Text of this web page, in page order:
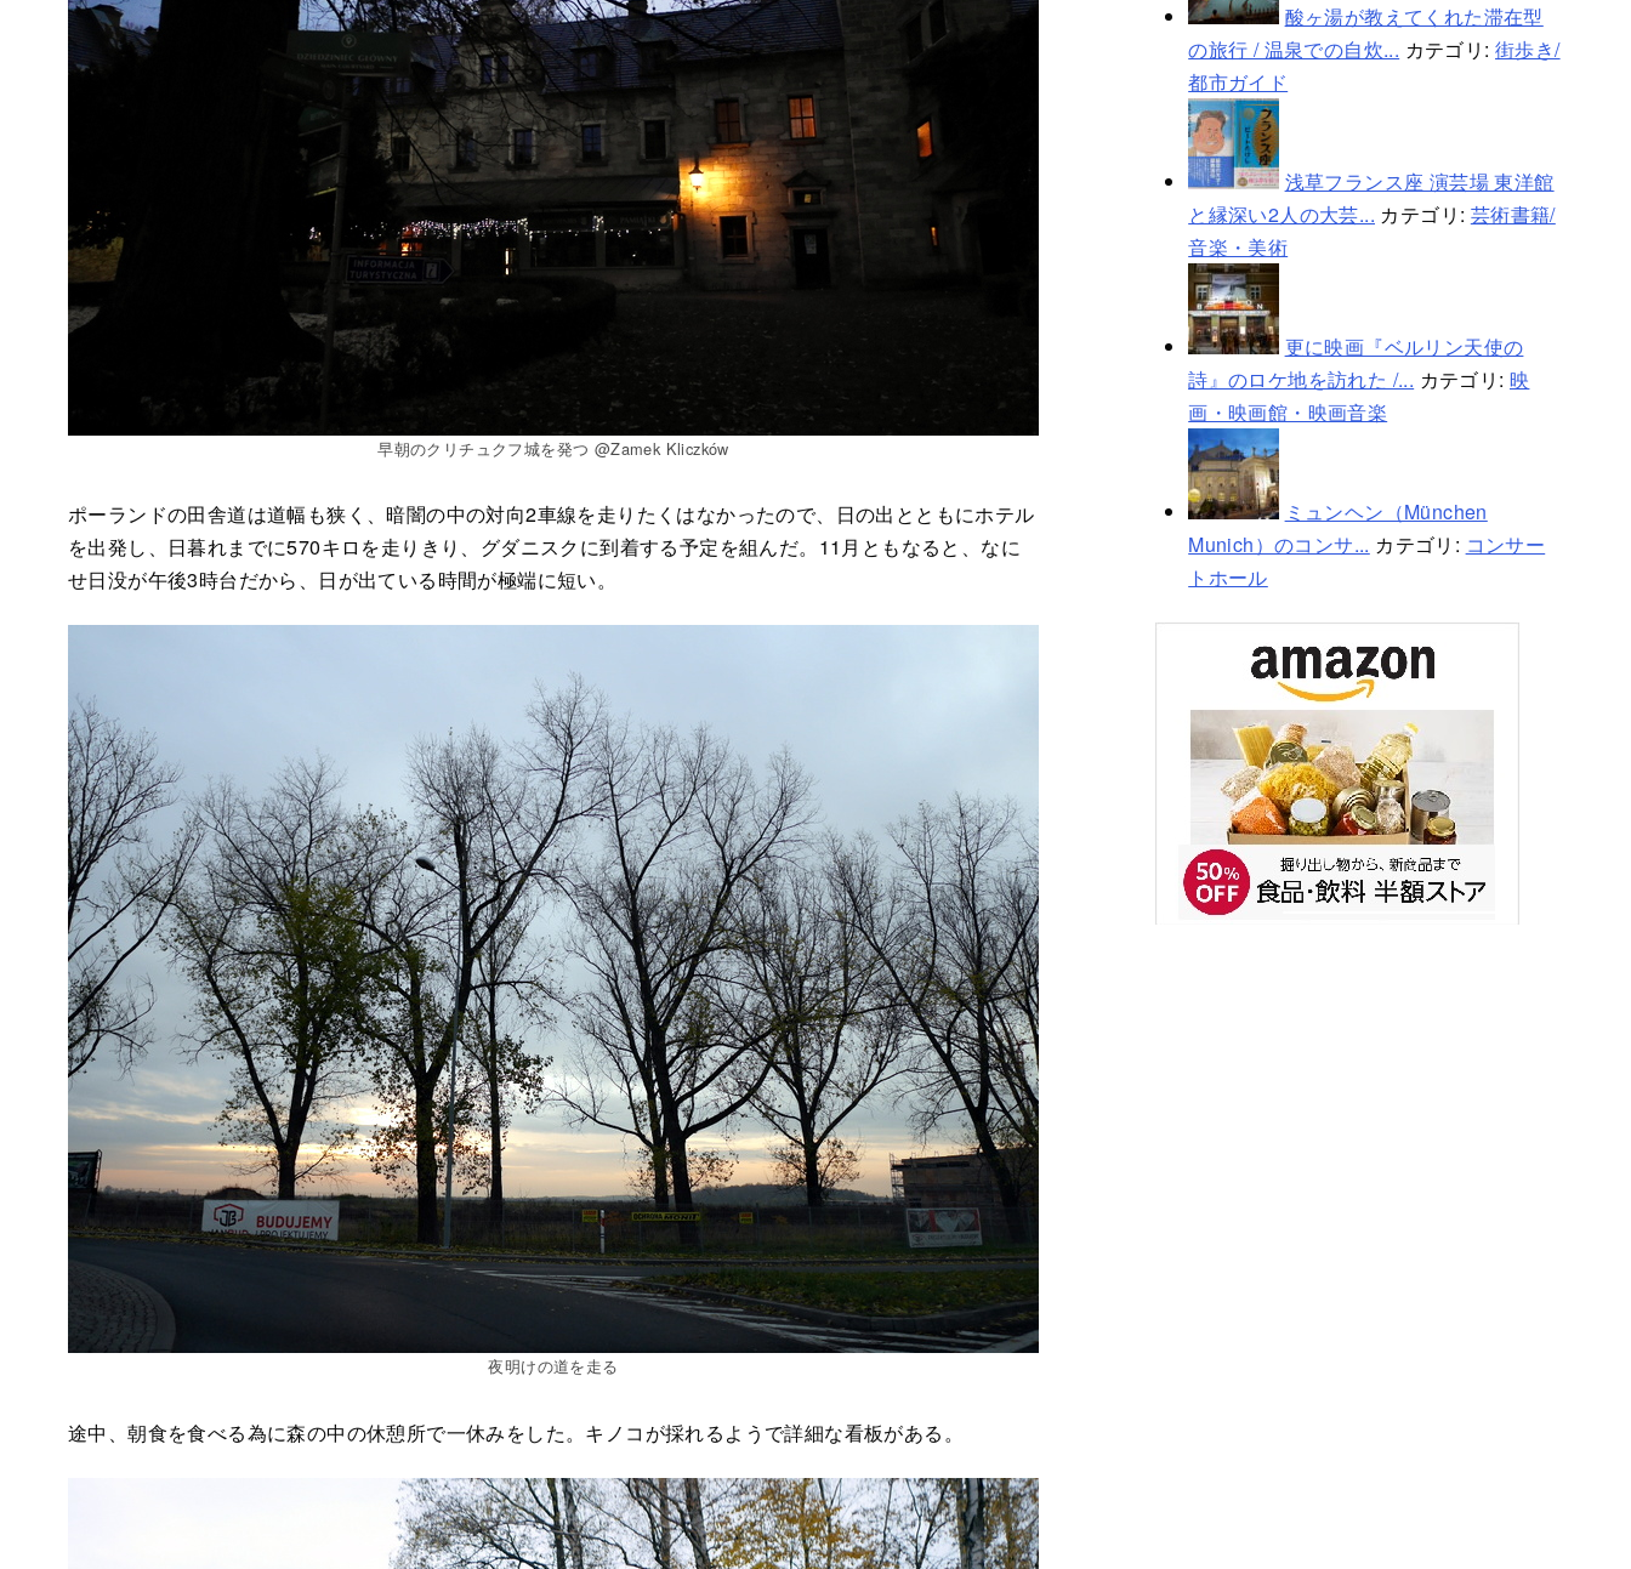
早朝のクリチュクフ城を発つ @Zamek Kliczków
ポーランドの田舎道は道幅も狭く、暗闇の中の対向2車線を走りたくはなかったので、日の出とともにホテル
を出発し、日暮れまでに570キロを走りきり、グダニスクに到着する予定を組んだ。11月ともなると、なに
せ日没が午後3時台だから、日が出ている時間が極端に短い。
夜明けの道を走る
途中、朝食を食べる為に森の中の休憩所で一休みをした。キノコが採れるようで詳細な看板がある。
酸ヶ湯が教えてくれた滞在型
の旅行 / 温泉での自炊... カテゴリ: 街歩き/
都市ガイド
浅草フランス座 演芸場 東洋館
と縁深い2人の大芸... カテゴリ: 芸術書籍/
音楽・美術
更に映画『ベルリン天使の
詩』のロケ地を訪れた /... カテゴリ: 映
画・映画館・映画音楽
ミュンヘン（München
Munich）のコンサ... カテゴリ: コンサー
トホール